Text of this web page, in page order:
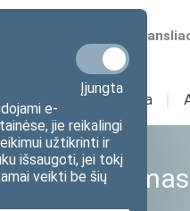
Įjungta
e-
jie reikalingi
užtikrinti ir
išsaugoti, jei tokį
veikti be šių
Numatomos
Sudėtis Veikla I
aktyvumas